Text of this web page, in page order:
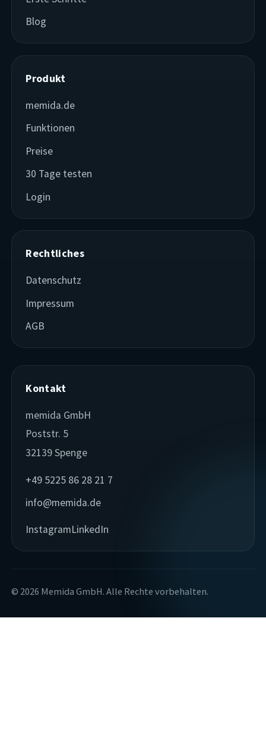
Blog
Produkt
memida.de
Funktionen
Preise
30 Tage testen
Login
Rechtliches
Datenschutz
Impressum
AGB
Kontakt
memida GmbH
Poststr. 5
32139 Spenge
+49 5225 86 28 21 7
info@memida.de
InstagramLinkedIn
© 2026 Memida GmbH. Alle Rechte vorbehalten.